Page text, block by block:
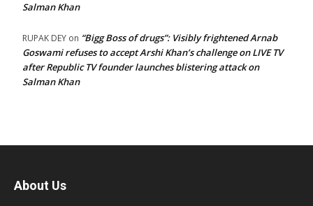
Salman Khan
RUPAK DEY on “Bigg Boss of drugs”: Visibly frightened Arnab
Goswami refuses to accept Arshi Khan’s challenge on LIVE TV
after Republic TV founder launches blistering attack on
Salman Khan
About Us